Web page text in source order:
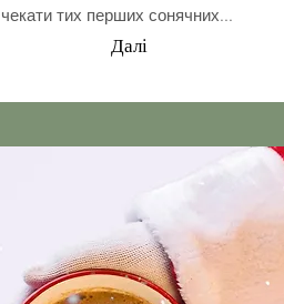
чекати тих перших сонячних...
Далі